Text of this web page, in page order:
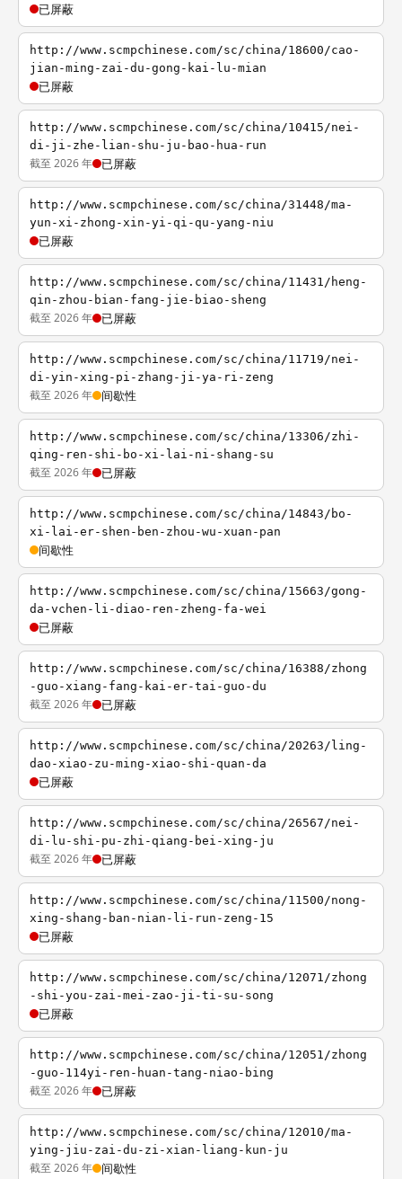
已屏蔽
http://www.scmpchinese.com/sc/china/18600/cao-
jian-ming-zai-du-gong-kai-lu-mian
已屏蔽
http://www.scmpchinese.com/sc/china/10415/nei-
di-ji-zhe-lian-shu-ju-bao-hua-run
截至 2026 年 已屏蔽
http://www.scmpchinese.com/sc/china/31448/ma-
yun-xi-zhong-xin-yi-qi-qu-yang-niu
已屏蔽
http://www.scmpchinese.com/sc/china/11431/heng-
qin-zhou-bian-fang-jie-biao-sheng
截至 2026 年 已屏蔽
http://www.scmpchinese.com/sc/china/11719/nei-
di-yin-xing-pi-zhang-ji-ya-ri-zeng
截至 2026 年 间歇性
http://www.scmpchinese.com/sc/china/13306/zhi-
qing-ren-shi-bo-xi-lai-ni-shang-su
截至 2026 年 已屏蔽
http://www.scmpchinese.com/sc/china/14843/bo-
xi-lai-er-shen-ben-zhou-wu-xuan-pan
间歇性
http://www.scmpchinese.com/sc/china/15663/gong-
da-vchen-li-diao-ren-zheng-fa-wei
已屏蔽
http://www.scmpchinese.com/sc/china/16388/zhong
-guo-xiang-fang-kai-er-tai-guo-du
截至 2026 年 已屏蔽
http://www.scmpchinese.com/sc/china/20263/ling-
dao-xiao-zu-ming-xiao-shi-quan-da
已屏蔽
http://www.scmpchinese.com/sc/china/26567/nei-
di-lu-shi-pu-zhi-qiang-bei-xing-ju
截至 2026 年 已屏蔽
http://www.scmpchinese.com/sc/china/11500/nong-
xing-shang-ban-nian-li-run-zeng-15
已屏蔽
http://www.scmpchinese.com/sc/china/12071/zhong
-shi-you-zai-mei-zao-ji-ti-su-song
已屏蔽
http://www.scmpchinese.com/sc/china/12051/zhong
-guo-114yi-ren-huan-tang-niao-bing
截至 2026 年 已屏蔽
http://www.scmpchinese.com/sc/china/12010/ma-
ying-jiu-zai-du-zi-xian-liang-kun-ju
截至 2026 年 间歇性